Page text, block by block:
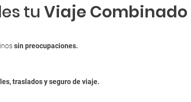
tu Viaje Combinado
sin preocupaciones.
traslados y seguro de viaje.